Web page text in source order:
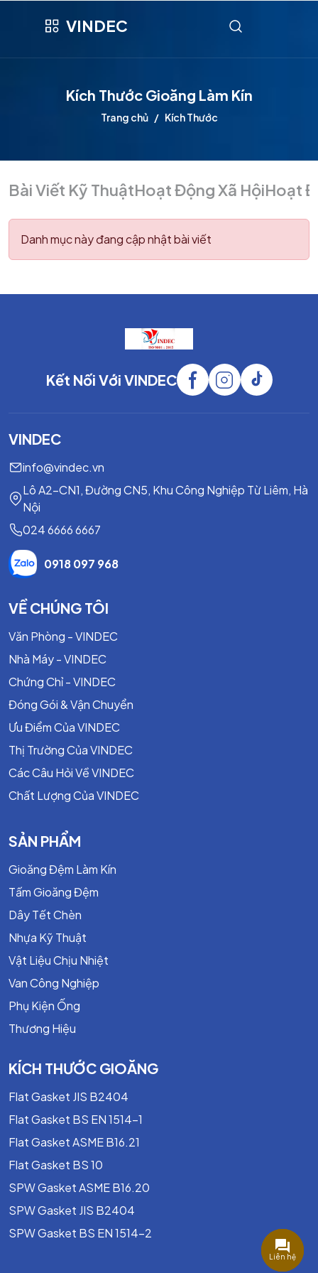
VINDEC
Kích Thước Gioăng Làm Kín
Trang chủ Kích Thước
Bài Viết Kỹ ThuậtHoạt Động Xã HộiHoạt
Danh mục này đang cập nhật bài viết
Kết Nối Với VINDEC
VINDEC
info@vindec.vn
Lô A2-CN1, Đường CN5, Khu Công Nghiệp Từ Liêm, Hà
Nội
024 6666 6667
0918 097 968
VỀ CHÚNG TÔI
Văn Phòng - VINDEC
Nhà Máy - VINDEC
Chứng Chỉ - VINDEC
Đóng Gói & Vận Chuyển
Ưu Điểm Của VINDEC
Thị Trường Của VINDEC
Các Câu Hỏi Về VINDEC
Chất Lượng Của VINDEC
SẢN PHẨM
Gioăng Đệm Làm Kín
Tấm Gioăng Đệm
Dây Tết Chèn
Nhựa Kỹ Thuật
Vật Liệu Chịu Nhiệt
Van Công Nghiệp
Phụ Kiện Ống
Thương Hiệu
KÍCH THƯỚC GIOĂNG
Flat Gasket JIS B2404
Flat Gasket BS EN 1514-1
Flat Gasket ASME B16.21
Flat Gasket BS 10
SPW Gasket ASME B16.20
SPW Gasket JIS B2404
SPW Gasket BS EN 1514-2
Liên hệ